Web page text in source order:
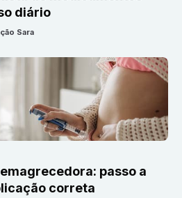
diário
Sara
passo a
correta